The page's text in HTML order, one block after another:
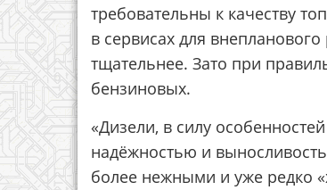
требовательны к качеству
в сервисах для
тщательнее. Зато при
бензиновых.
«Дизели, в силу
надёжностью и
более нежными и уже редко